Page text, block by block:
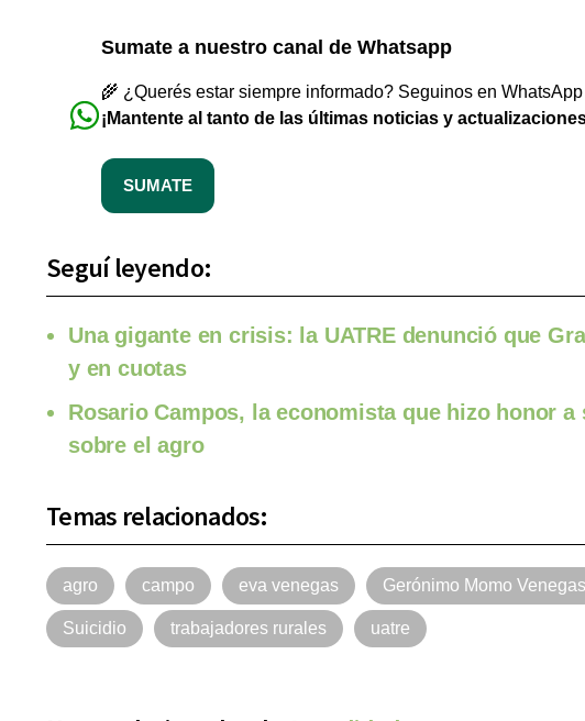
Sumate a nuestro canal de Whatsapp
🌾 ¿Querés estar siempre informado? Seguinos en
¡Mantente al tanto de las últimas noticias y
SUMATE
Seguí leyendo:
Una gigante en crisis: la UATRE denunció que
y en cuotas
Rosario Campos, la economista que hizo honor
sobre el agro
Temas relacionados:
agro campo eva venegas Gerónimo Momo Venegas
Suicidio trabajadores rurales uatre